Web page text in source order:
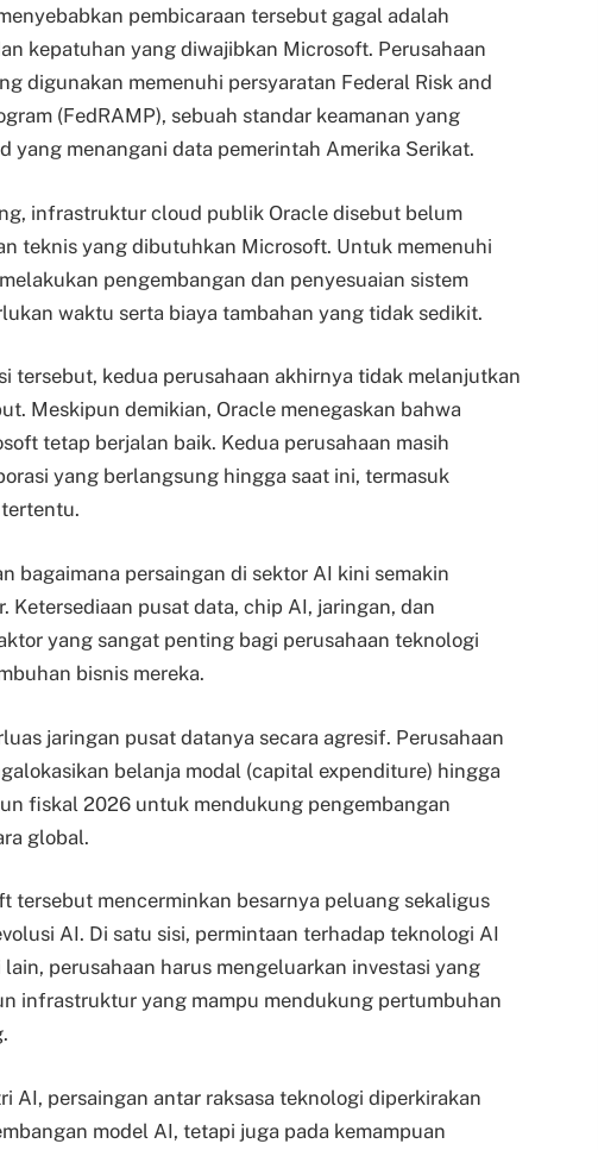
pembicaraan tersebut gagal adalah
kepatuhan yang diwajibkan Microsoft. Perusahaan
digunakan memenuhi persyaratan Federal Risk and
(FedRAMP), sebuah standar keamanan yang
yang menangani data pemerintah Amerika Serikat.
infrastruktur cloud publik Oracle disebut belum
teknis yang dibutuhkan Microsoft. Untuk memenuhi
pengembangan dan penyesuaian sistem
waktu serta biaya tambahan yang tidak sedikit.
tersebut, kedua perusahaan akhirnya tidak melanjutkan
Meskipun demikian, Oracle menegaskan bahwa
tetap berjalan baik. Kedua perusahaan masih
yang berlangsung hingga saat ini, termasuk
bagaimana persaingan di sektor AI kini semakin
Ketersediaan pusat data, chip AI, jaringan, dan
yang sangat penting bagi perusahaan teknologi
bisnis mereka.
jaringan pusat datanya secara agresif. Perusahaan
belanja modal (capital expenditure) hingga
fiskal 2026 untuk mendukung pengembangan
global.
tersebut mencerminkan besarnya peluang sekaligus
AI. Di satu sisi, permintaan terhadap teknologi AI
perusahaan harus mengeluarkan investasi yang
infrastruktur yang mampu mendukung pertumbuhan
AI, persaingan antar raksasa teknologi diperkirakan
model AI, tetapi juga pada kemampuan